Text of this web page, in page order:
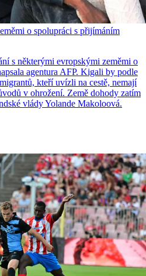
o spolupráci s přijímáním
s některými evropskými zeměmi o
agentura AFP. Kigali by podle
kteří uvízli na cestě, nemají
v ohrožení. Země dohody zatím
vlády Yolande Makoloová.